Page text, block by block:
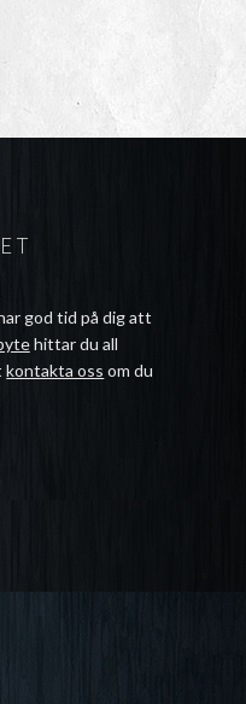
god tid på dig att
hittar du all
kontakta oss om du